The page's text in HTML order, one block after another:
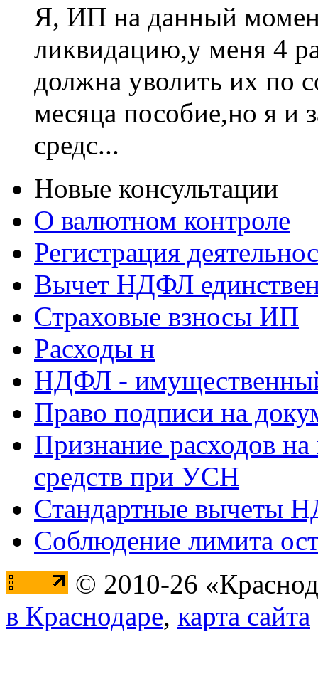
Я, ИП на данный
ликвидацию,у меня 4
должна уволить их по
месяца пособие,но я и
средс...
Новые консультации
О валютном контроле
Регистрация
Вычет НДФЛ
Страховые взносы ИП
Расходы н
НДФЛ -
Право подписи на
Признание расходов
средств при УСН
Стандартные вычеты
Соблюдение лимита
© 2010-26
в Краснодаре, карта сайта